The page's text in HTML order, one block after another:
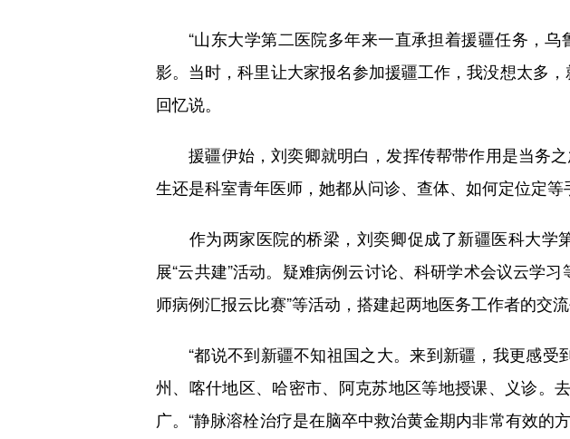
“山东大学第二医院多年来一直承担着援疆任务，
影。当时，科里让大家报名参加援疆工作，我没想太多
回忆说。
援疆伊始，刘奕卿就明白，发挥传帮带作用是当务之
生还是科室青年医师，她都从问诊、查体、如何定位定等
作为两家医院的桥梁，刘奕卿促成了新疆医科大学
展“云共建”活动。疑难病例云讨论、科研学术会议云学
师病例汇报云比赛”等活动，搭建起两地医务工作者的交流
“都说不到新疆不知祖国之大。来到新疆，我更感受
州、喀什地区、哈密市、阿克苏地区等地授课、义诊。
广。“静脉溶栓治疗是在脑卒中救治黄金期内非常有效